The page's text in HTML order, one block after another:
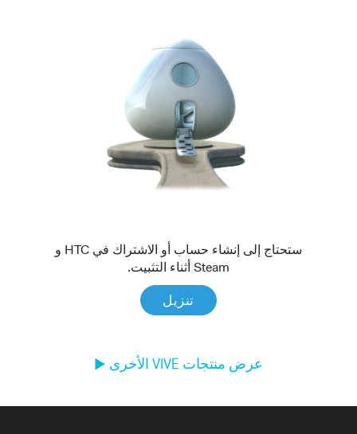
ستحتاج إلى إنشاء حساب أو الاشتراك في HTC و
Steam أثناء التثبيت.
تنزيل
عرض منتجات VIVE الأخرى ►